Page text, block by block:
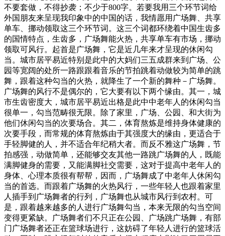
不要套做，不得抄袭；不少于800字。若要我用三个环节词给
外国朋友来呈现我印象中的中国的话，我情愿用广场舞、共享
单车、挪动领取这三个环节词。这三个词都环绕着中国生齿多
的国情特点，生齿多，广场舞能火热，共享单车有市场，挪动
领取可风行。起首是广场舞，它是近几年来才呈现的休闲勾
当。城市居平易近特别是此中的大妈们三五成群来到广场、公
园等宽阔的处所一路跟跟着音乐的节拍跳着动做较为简单的跳
舞，跟着这种勾当的火热，就降生了一个新的舞种－广场舞。
广场舞的风行不是偶尔的，它大要有以下两个缘由。其一，城
市生齿密度大，城市居平易近出格是此中中老年人的休闲勾当
很单一，勾当范畴很无限。除了家里，广场、公园、和大街为
他们休闲勾当的次要场合。其二，体育熬炼是维持身体健康的
次要手段，而常规的体育熬炼由于其强度大的缘由，更适合于
手轻脚健的人，并不适合年纪稍大者。而反不雅这广场舞，节
拍感强，动做简单，还能够交友其他一路跳广场舞的人，既能
满脚健身的需要，又能满脚社交需要，这对于提高中老年人的
身体、心理本质很有帮帮，因而，广场舞成了中老年人休闲勾
当的首选。而跟着广场舞的火热风行，一些年轻人也跟着家里
人插手到广场舞者的行列，广场舞也从城市风行到农村。可
是，跟着越来越多的人进行广场舞勾当，本来无限的勾当空间
变得更紧缺。广场舞者们不只正在公园、广场跳广场舞，有部
门广场舞者还正在篮球场进行，这妨碍了年轻人进行的篮球活